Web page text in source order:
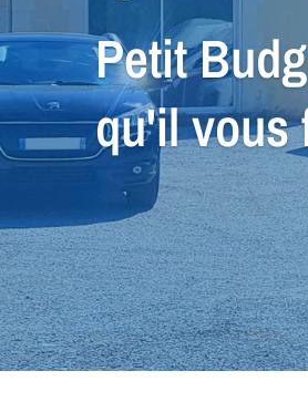
Agence LDA
Nos
votre